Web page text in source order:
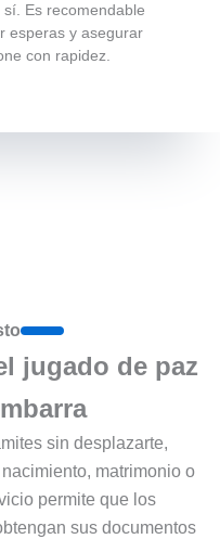
Es recomendable
esperas y asegurar
con rapidez.
jugado de paz
sin desplazarte,
matrimonio o
permite que los
sus documentos